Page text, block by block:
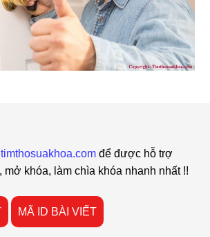
timthosuakhoa.com để được hỗ trợ
khóa, làm chìa khóa nhanh nhất !!
MÃ ID BÀI VIẾT